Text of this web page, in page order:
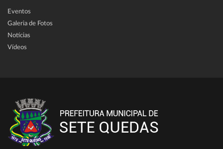
Eventos
Galeria de Fotos
Notícias
Vídeos